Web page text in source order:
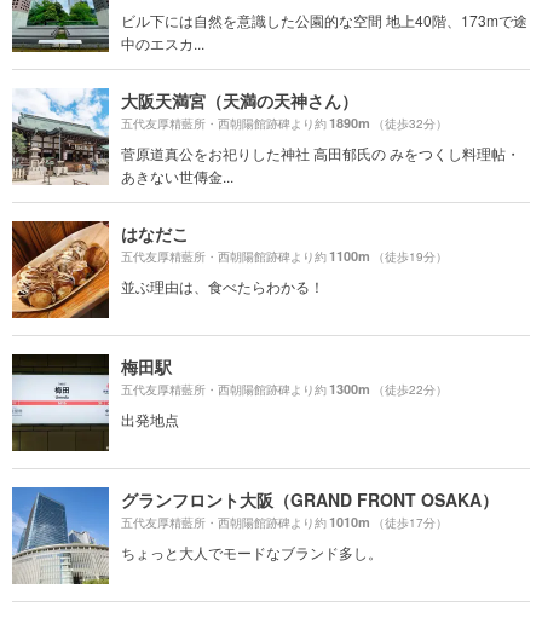
ビル下には自然を意識した公園的な空間 地上40階、173mで途
中のエスカ...
大阪天満宮（天満の天神さん）
五代友厚精藍所・西朝陽館跡碑より約1890m （徒歩32分）
菅原道真公をお祀りした神社 高田郁氏の みをつくし料理帖・
あきない世傳金...
はなだこ
五代友厚精藍所・西朝陽館跡碑より約1100m （徒歩19分）
並ぶ理由は、食べたらわかる！
梅田駅
五代友厚精藍所・西朝陽館跡碑より約1300m （徒歩22分）
出発地点
グランフロント大阪（GRAND FRONT OSAKA）
五代友厚精藍所・西朝陽館跡碑より約1010m （徒歩17分）
ちょっと大人でモードなブランド多し。